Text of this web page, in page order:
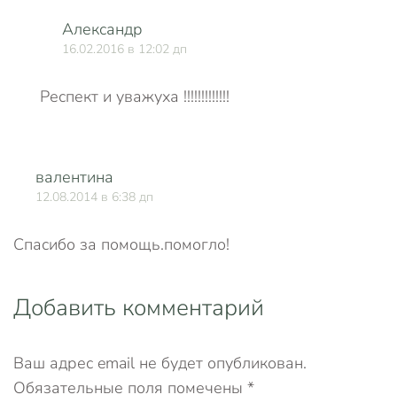
Александр
16.02.2016 в 12:02 дп
Респект и уважуха !!!!!!!!!!!!!
валентина
12.08.2014 в 6:38 дп
Спасибо за помощь.помогло!
Добавить комментарий
Ваш адрес email не будет опубликован.
Обязательные поля помечены *